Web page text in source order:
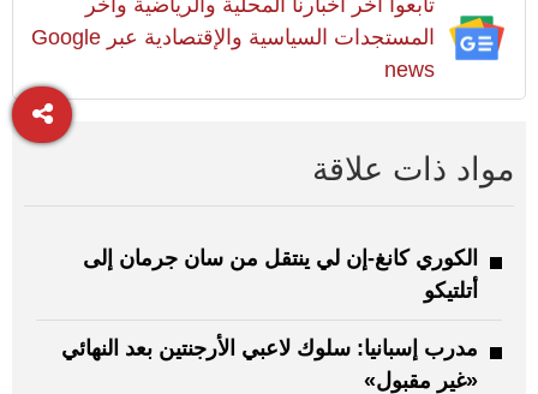
المستجدات السياسية والإقتصادية عبر Google
news
مواد ذات علاقة
الكوري كانغ-إن لي ينتقل من سان جرمان إلى
أتلتيكو
مدرب إسبانيا: سلوك لاعبي الأرجنتين بعد النهائي
«غير مقبول»